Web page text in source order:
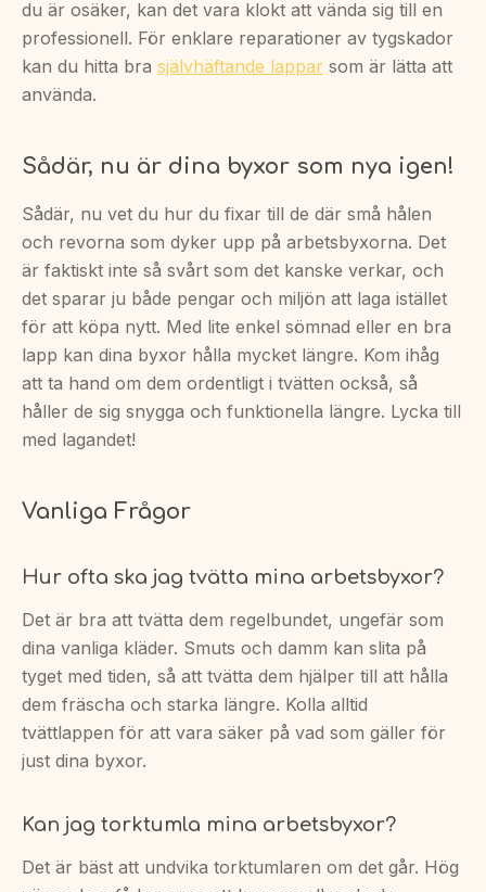
du är osäker, kan det vara klokt att vända sig till en
professionell. För enklare reparationer av tygskador
kan du hitta bra självhäftande lappar som är lätta att
använda.
Sådär, nu är dina byxor som nya igen!
Sådär, nu vet du hur du fixar till de där små hålen
och revorna som dyker upp på arbetsbyxorna. Det
är faktiskt inte så svårt som det kanske verkar, och
det sparar ju både pengar och miljön att laga istället
för att köpa nytt. Med lite enkel sömnad eller en bra
lapp kan dina byxor hålla mycket längre. Kom ihåg
att ta hand om dem ordentligt i tvätten också, så
håller de sig snygga och funktionella längre. Lycka till
med lagandet!
Vanliga Frågor
Hur ofta ska jag tvätta mina arbetsbyxor?
Det är bra att tvätta dem regelbundet, ungefär som
dina vanliga kläder. Smuts och damm kan slita på
tyget med tiden, så att tvätta dem hjälper till att hålla
dem fräscha och starka längre. Kolla alltid
tvättlappen för att vara säker på vad som gäller för
just dina byxor.
Kan jag torktumla mina arbetsbyxor?
Det är bäst att undvika torktumlaren om det går. Hög